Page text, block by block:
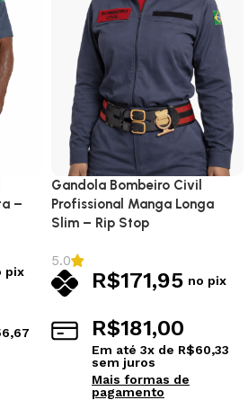
–
pix
Gandola Bombeiro Civil
Profissional Manga Longa
Slim – Rip Stop
5.0
R$171,95 no pix
R$181,00
Em até 3x de R$60,33
sem juros
Mais formas de
pagamento